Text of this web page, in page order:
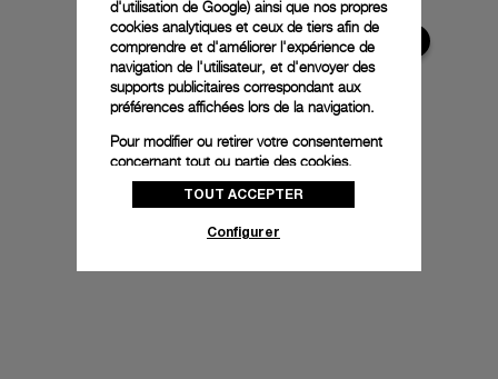
d'utilisation de Google) ainsi que nos propres
cookies analytiques et ceux de tiers afin de
comprendre et d'améliorer l'expérience de
navigation de l'utilisateur, et d'envoyer des
supports publicitaires correspondant aux
préférences affichées lors de la navigation.
Pour modifier ou retirer votre consentement
concernant tout ou partie des cookies,
cliquez sur « Configurer » ou consultez notre
politique des cookiespour obtenir plus
donnez votre consentement pour l’utilisation
TOUT ACCEPTER
Configurer